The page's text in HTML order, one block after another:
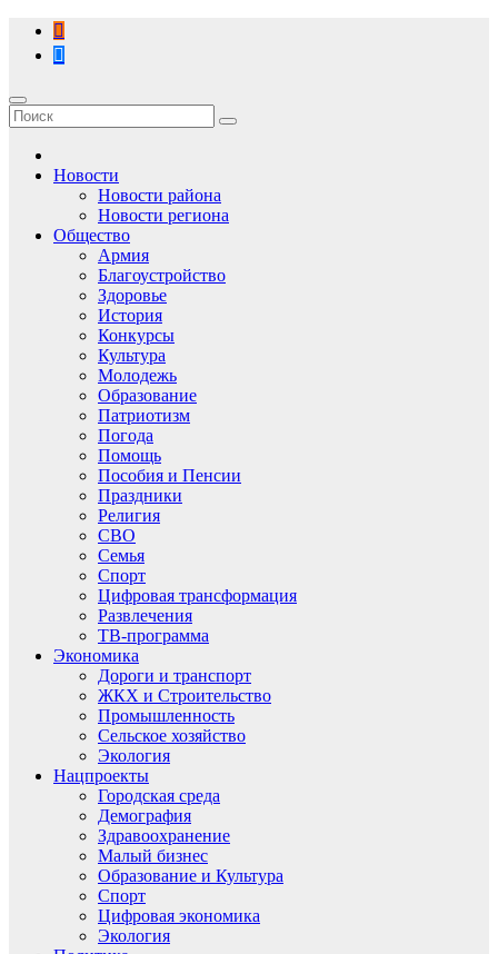
Перейти
содержимому
Новости
Новости района
Новости региона
Общество
Армия
Благоустройство
Здоровье
История
Конкурсы
Культура
Молодежь
Образование
Патриотизм
Погода
Помощь
Пособия и Пенсии
Праздники
Религия
СВО
Семья
Спорт
Цифровая трансформация
Развлечения
ТВ-программа
Экономика
Дороги и транспорт
ЖКХ и Строительство
Промышленность
Сельское хозяйство
Экология
Нацпроекты
Городская среда
Демография
Здравоохранение
Малый бизнес
Образование и Культура
Спорт
Цифровая экономика
Экология